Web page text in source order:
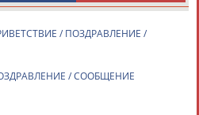
/ ПОЗДРАВЛЕНИЕ /
/ СООБЩЕНИЕ